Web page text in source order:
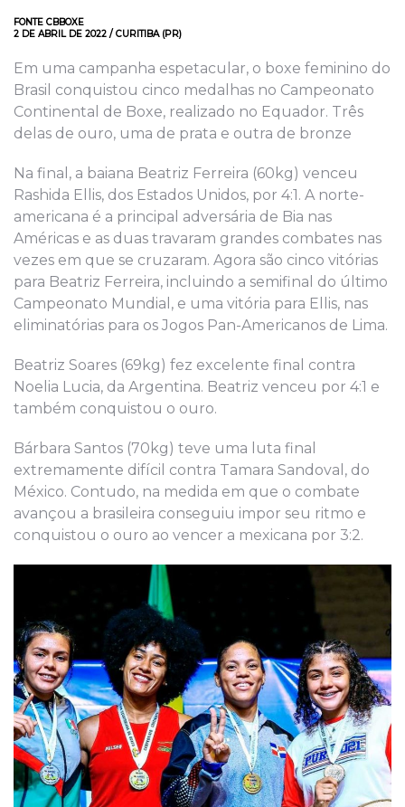
FONTE CBBOXE
2 DE ABRIL DE 2022 / CURITIBA (PR)
Em uma campanha espetacular, o boxe feminino do
Brasil conquistou cinco medalhas no Campeonato
Continental de Boxe, realizado no Equador. Três
delas de ouro, uma de prata e outra de bronze
Na final, a baiana Beatriz Ferreira (60kg) venceu
Rashida Ellis, dos Estados Unidos, por 4:1. A norte-
americana é a principal adversária de Bia nas
Américas e as duas travaram grandes combates nas
vezes em que se cruzaram. Agora são cinco vitórias
para Beatriz Ferreira, incluindo a semifinal do último
Campeonato Mundial, e uma vitória para Ellis, nas
eliminatórias para os Jogos Pan-Americanos de Lima.
Beatriz Soares (69kg) fez excelente final contra
Noelia Lucia, da Argentina. Beatriz venceu por 4:1 e
também conquistou o ouro.
Bárbara Santos (70kg) teve uma luta final
extremamente difícil contra Tamara Sandoval, do
México. Contudo, na medida em que o combate
avançou a brasileira conseguiu impor seu ritmo e
conquistou o ouro ao vencer a mexicana por 3:2.